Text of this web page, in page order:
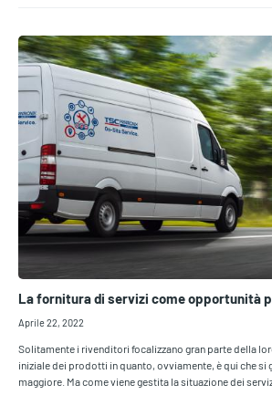
La fornitura di servizi come opportunità
Aprile 22, 2022
Solitamente i rivenditori focalizzano gran parte della
iniziale dei prodotti in quanto, ovviamente, è qui che si
maggiore. Ma come viene gestita la situazione dei